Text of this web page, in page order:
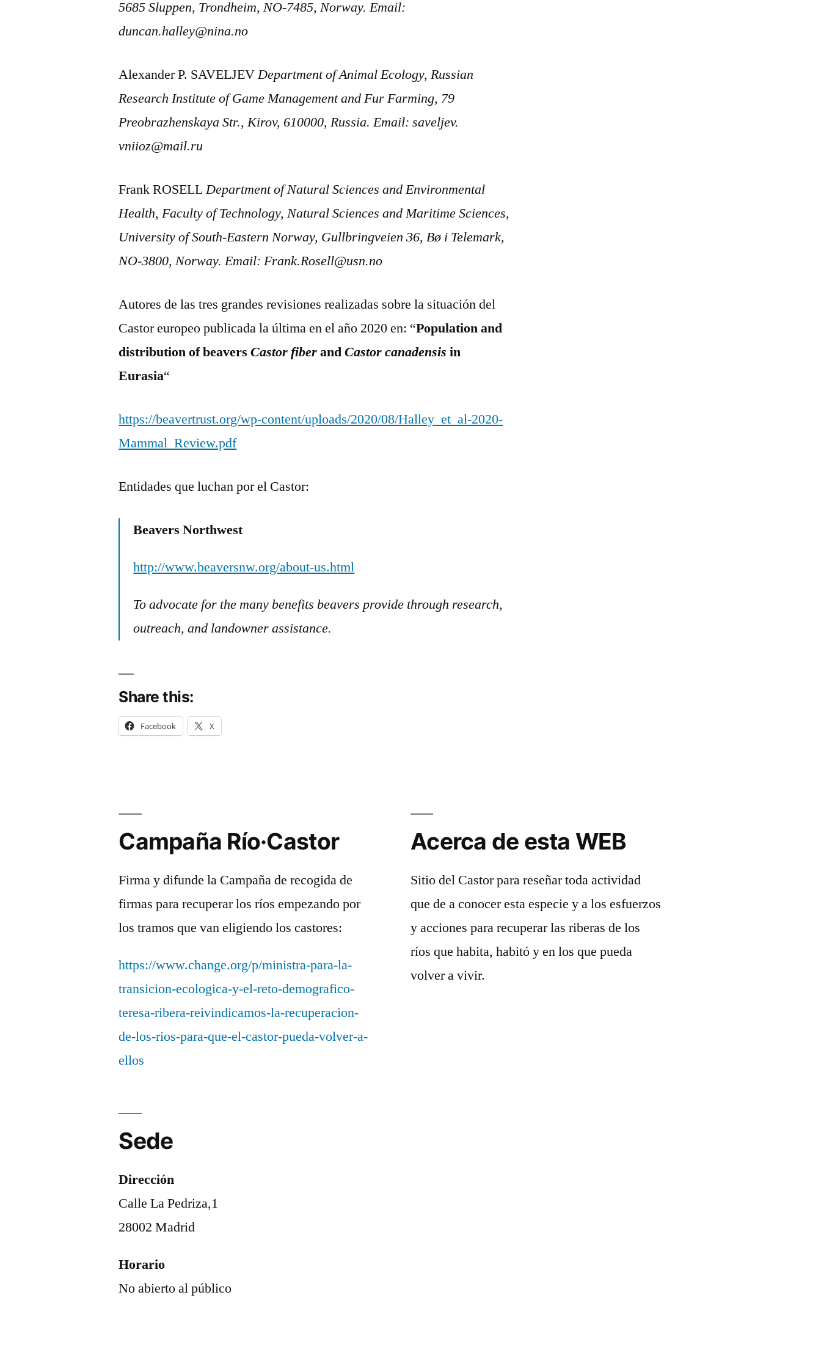
5685 Sluppen, Trondheim, NO-7485, Norway. Email:
duncan.halley@nina.no
Alexander P. SAVELJEVDepartment of Animal Ecology, Russian
Research Institute of Game Management and Fur Farming, 79
Preobrazhenskaya Str., Kirov, 610000, Russia. Email: saveljev.
vniioz@mail.ru
Frank ROSELLDepartment of Natural Sciences and Environmental
Health, Faculty of Technology, Natural Sciences and Maritime Sciences,
University of South-Eastern Norway, Gullbringveien 36, Bø i Telemark,
NO-3800, Norway. Email: Frank.Rosell@usn.no
Autores de las tres grandes revisiones realizadas sobre la situación del
Castor europeo publicada la última en el año 2020 en: “Population and
distribution of beaversCastor fiberandCastor canadensisin
Eurasia“
https://beavertrust.org/wp-content/uploads/2020/08/Halley_et_al-2020-
Mammal_Review.pdf
Entidades que luchan por el Castor:
Beavers Northwest
http://www.beaversnw.org/about-us.html
To advocate for the many benefits beavers provide through research,
outreach, and landowner assistance.
Share this:
Facebook X
Campaña Río·Castor
Firma y difunde la Campaña de recogida de
firmas para recuperar los ríos empezando por
los tramos que van eligiendo los castores:
https://www.change.org/p/ministra-para-la-
transicion-ecologica-y-el-reto-demografico-
teresa-ribera-reivindicamos-la-recuperacion-
de-los-rios-para-que-el-castor-pueda-volver-a-
ellos
Acerca de esta WEB
Sitio del Castor para reseñar toda actividad
que de a conocer esta especie y a los esfuerzos
y acciones para recuperar las riberas de los
ríos que habita, habitó y en los que pueda
volver a vivir.
Sede
Dirección
Calle La Pedriza,1
28002 Madrid
Horario
No abierto al público